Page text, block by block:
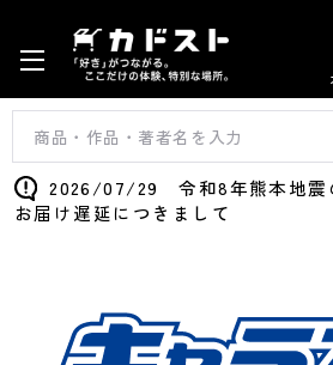
2026/07/29 令和8年熊本地震
お届け遅延につきまして